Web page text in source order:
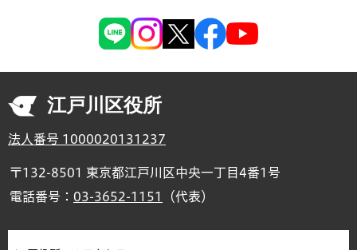
江戸川区役所
法人番号 1000020131237
〒132-8501 東京都江戸川区中央一丁目4番1号
電話番号： 03-3652-1151 （代表）